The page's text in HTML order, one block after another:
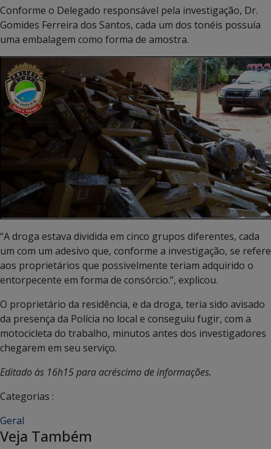
Conforme o Delegado responsável pela investigação, Dr.
Gomides Ferreira dos Santos, cada um dos tonéis possuía
uma embalagem como forma de amostra.
“A droga estava dividida em cinco grupos diferentes, cada
um com um adesivo que, conforme a investigação, se refere
aos proprietários que possivelmente teriam adquirido o
entorpecente em forma de consórcio.”, explicou.
O proprietário da residência, e da droga, teria sido avisado
da presença da Polícia no local e conseguiu fugir, com a
motocicleta do trabalho, minutos antes dos investigadores
chegarem em seu serviço.
Editado às 16h15 para acréscimo de informações.
Categorias :
Geral
Veja Também